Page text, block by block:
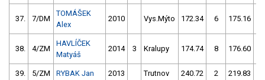
37. 7/DM
TOMÁŠEK
Alex
2010 Vys.Mýto 172.34 6 175.16
38. 4/ZM
HAVLÍČEK
Matyáš
2014 3 Kralupy 174.74 8 176.60
39. 5/ZM RYBAK Jan 2013 Trutnov 240.72 2 219.83